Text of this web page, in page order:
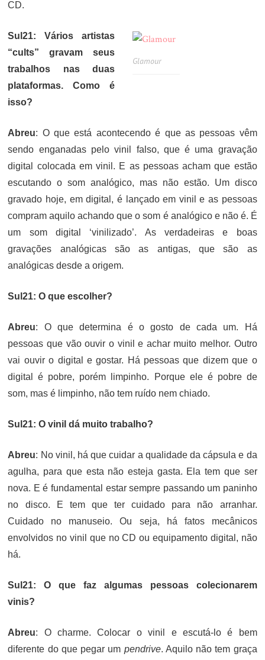
CD.
Glamour
Sul21: Vários artistas
“cults” gravam seus
trabalhos nas duas
plataformas. Como é
isso?
Abreu: O que está acontecendo é que as pessoas vêm
sendo enganadas pelo vinil falso, que é uma gravação
digital colocada em vinil. E as pessoas acham que estão
escutando o som analógico, mas não estão. Um disco
gravado hoje, em digital, é lançado em vinil e as pessoas
compram aquilo achando que o som é analógico e não é. É
um som digital ‘vinilizado’. As verdadeiras e boas
gravações analógicas são as antigas, que são as
analógicas desde a origem.
Sul21: O que escolher?
Abreu: O que determina é o gosto de cada um. Há
pessoas que vão ouvir o vinil e achar muito melhor. Outro
vai ouvir o digital e gostar. Há pessoas que dizem que o
digital é pobre, porém limpinho. Porque ele é pobre de
som, mas é limpinho, não tem ruído nem chiado.
Sul21: O vinil dá muito trabalho?
Abreu: No vinil, há que cuidar a qualidade da cápsula e da
agulha, para que esta não esteja gasta. Ela tem que ser
nova. E é fundamental estar sempre passando um paninho
no disco. E tem que ter cuidado para não arranhar.
Cuidado no manuseio. Ou seja, há fatos mecânicos
envolvidos no vinil que no CD ou equipamento digital, não
há.
Sul21: O que faz algumas pessoas colecionarem
vinis?
Abreu: O charme. Colocar o vinil e escutá-lo é bem
diferente do que pegar um pendrive. Aquilo não tem graça